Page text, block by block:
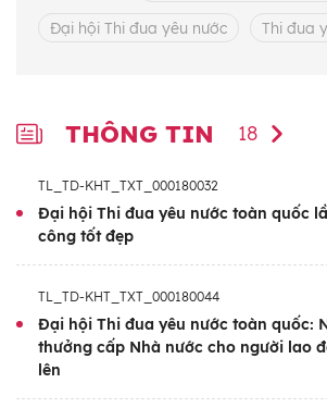
đóng góp với Việt Nam…
trọng của Tổng Bí thư Tô
Chính phủ Phạm Minh
phong trào thi đua yêu nước
2030.
Đại hội Thi đua yêu nước
XI là sự kiện chính trị-xã hội
biệt quan trọng của đất nước
phong trào thi đua yêu
Đại hội Thi đua yêu nước Thi đua
THÔNG TIN 18
TL_TD-KHT_TXT_000180032
Đại hội Thi đua yêu nước toàn quốc
công tốt đẹp
TL_TD-KHT_TXT_000180044
Đại hội Thi đua yêu nước toàn quốc:
thưởng cấp Nhà nước cho người lao
lên